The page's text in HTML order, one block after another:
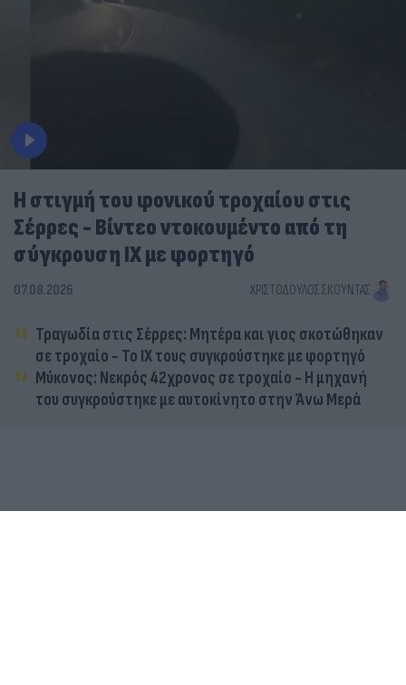
Η στιγμή του φονικού τροχαίου στις
Σέρρες - Βίντεο ντοκουμέντο από τη
σύγκρουση ΙΧ με φορτηγό
07.08.2026 ΧΡΙΣΤΌΔΟΥΛΟΣ ΣΚΟΎΝΤΑΣ
Τραγωδία στις Σέρρες: Μητέρα και γιος σκοτώθηκαν
σε τροχαίο - Το ΙΧ τους συγκρούστηκε με φορτηγό
Μύκονος: Νεκρός 42χρονος σε τροχαίο - Η μηχανή
του συγκρούστηκε με αυτοκίνητο στην Άνω Μερά